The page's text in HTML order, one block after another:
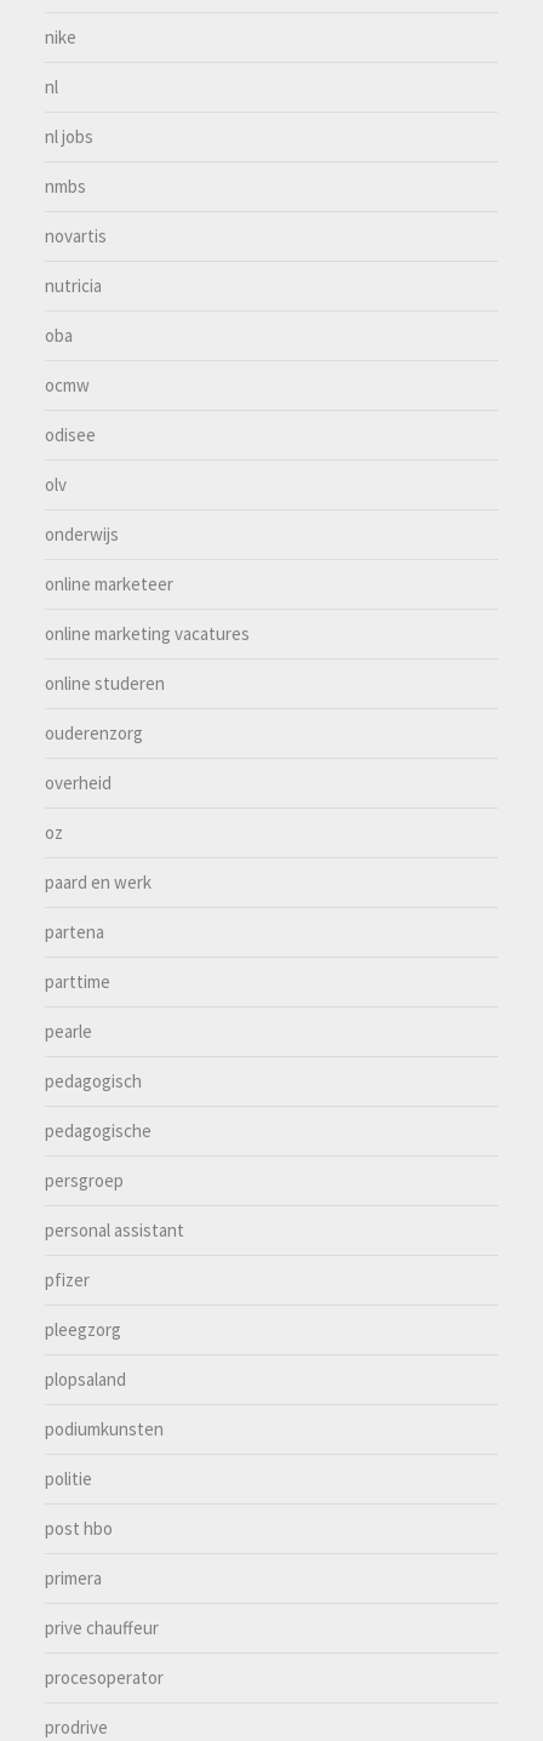
nike
nl
nl jobs
nmbs
novartis
nutricia
oba
ocmw
odisee
olv
onderwijs
online marketeer
online marketing vacatures
online studeren
ouderenzorg
overheid
oz
paard en werk
partena
parttime
pearle
pedagogisch
pedagogische
persgroep
personal assistant
pfizer
pleegzorg
plopsaland
podiumkunsten
politie
post hbo
primera
prive chauffeur
procesoperator
prodrive